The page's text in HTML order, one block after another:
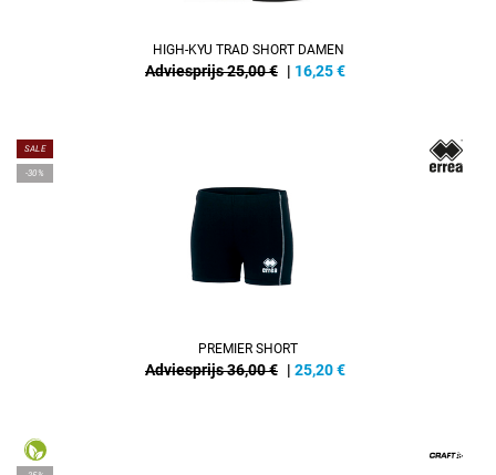
HIGH-KYU TRAD SHORT DAMEN
Adviesprijs 25,00 € | 16,25€
SALE
-30%
PREMIER SHORT
Adviesprijs 36,00 € | 25,20€